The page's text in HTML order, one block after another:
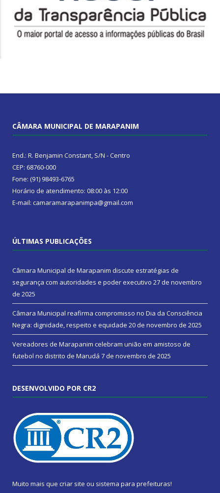
CÂMARA MUNICIPAL DE MARAPANIM
End.: R. Benjamin Constant, S/N - Centro
CEP: 68760-000
Fone: (91) 98493-6765
Horário de atendimento: 08:00 às 12:00
E-mail: camaramarapanimpa@gmail.com
ÚLTIMAS PUBLICAÇÕES
Câmara Municipal de Marapanim discute estratégias de
segurança com autoridades e poder executivo 27 de novembro
de 2025
Câmara Municipal reafirma compromisso no Dia da Consciência
Negra: dignidade, respeito e equidade 20 de novembro de 2025
Vereadores de Marapanim celebram união em amistoso de
futebol no distrito de Marudá 7 de novembro de 2025
DESENVOLVIDO POR CR2
Muito mais que criar site ou sistema para prefeituras!